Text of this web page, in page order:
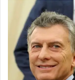
agradece
apoyo
de
Trump
en
momentos